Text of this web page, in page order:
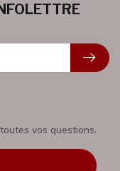
vos questions.